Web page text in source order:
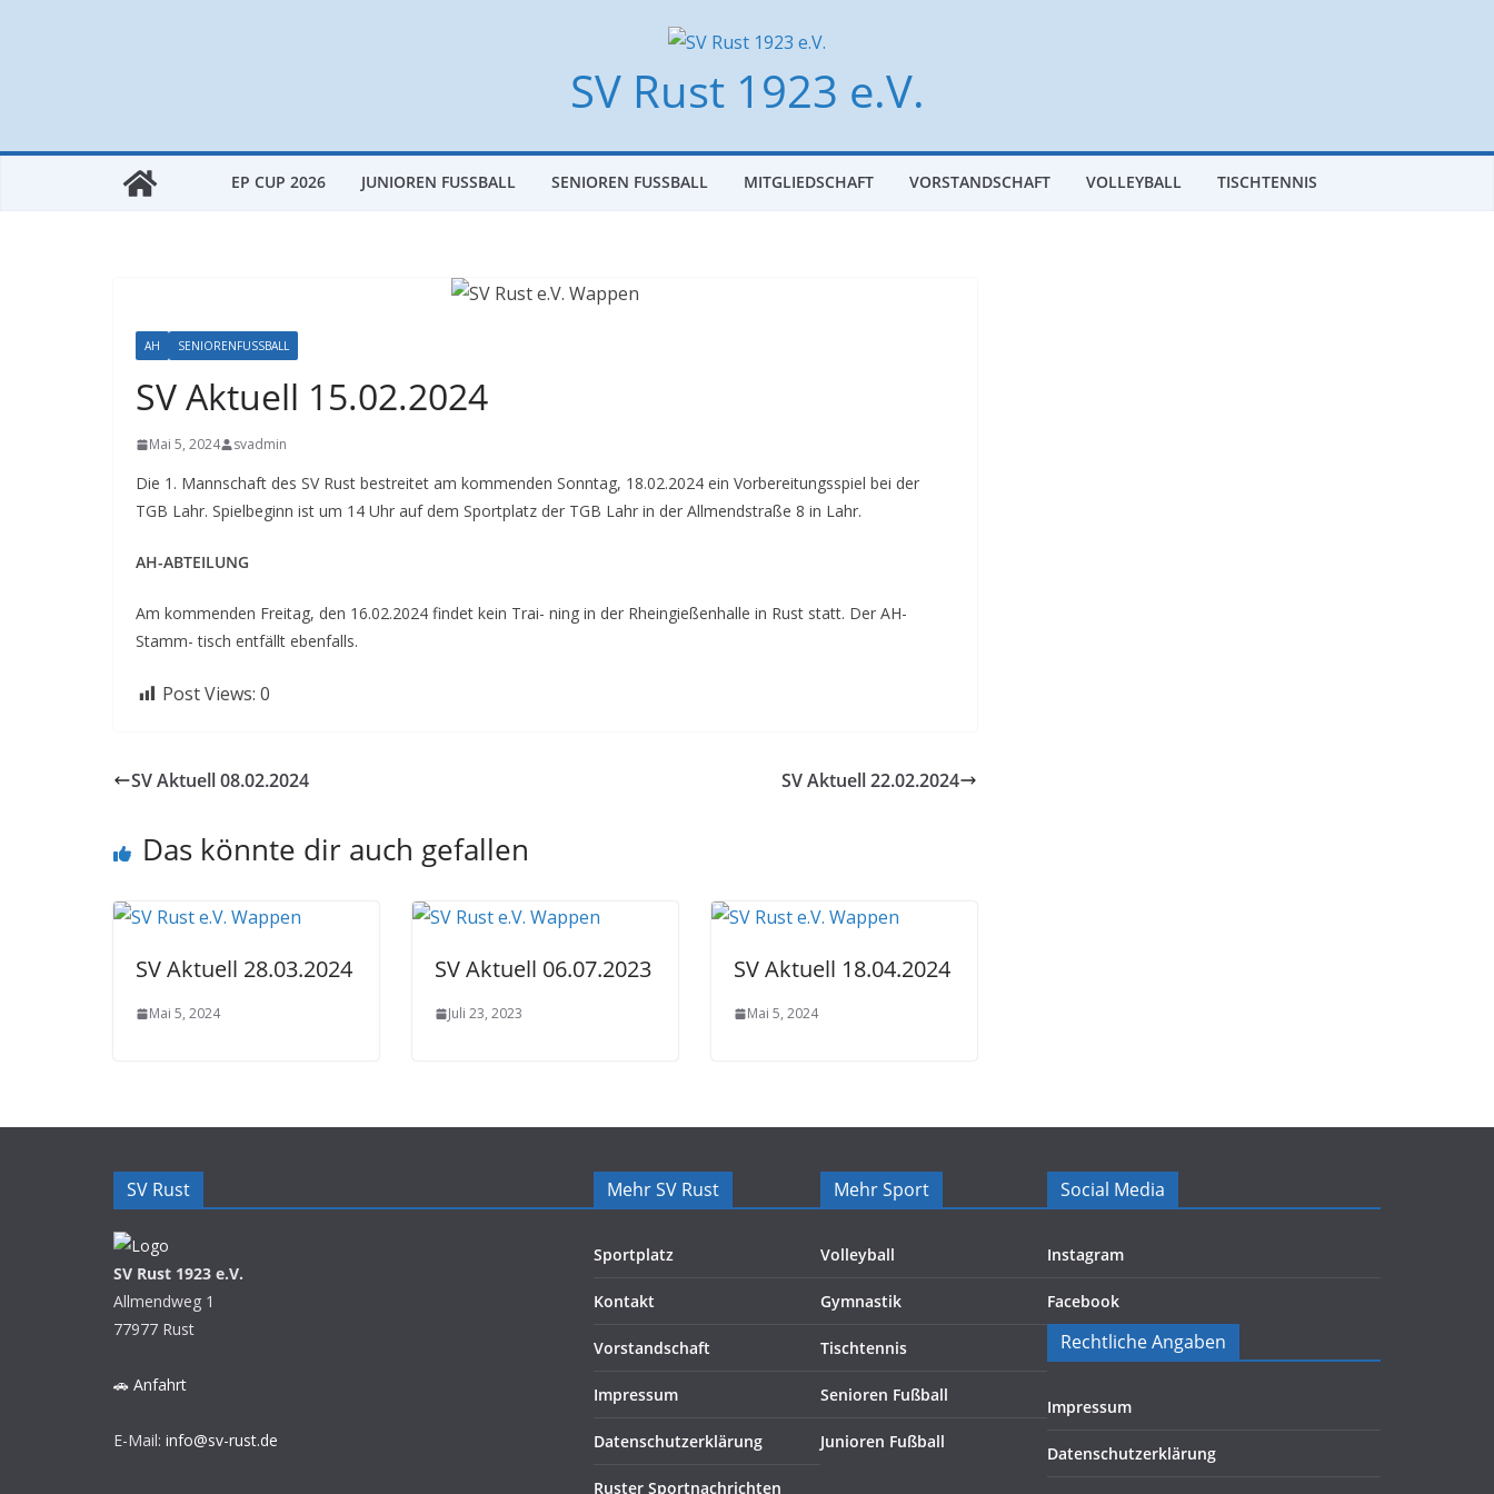
SV Rust 1923 e.V.
EP CUP 2026 JUNIOREN FUSSBALL SENIOREN FUSSBALL MITGLIEDSCHAFT VORSTANDSCHAFT VOLLEYBALL TISCHTENNIS
AH SENIORENFUSSBALL
SV Aktuell 15.02.2024
Mai 5, 2024 svadmin
Die 1. Mannschaft des SV Rust bestreitet am kommenden Sonntag, 18.02.2024 ein Vorbereitungsspiel bei der
TGB Lahr. Spielbeginn ist um 14 Uhr auf dem Sportplatz der TGB Lahr in der Allmendstraße 8 in Lahr.
AH-ABTEILUNG
Am kommenden Freitag, den 16.02.2024 findet kein Trai- ning in der Rheingießenhalle in Rust statt. Der AH-
Stamm- tisch entfällt ebenfalls.
Post Views: 0
SV Aktuell 08.02.2024 SV Aktuell 22.02.2024
Das könnte dir auch gefallen
SV Aktuell 28.03.2024
Mai 5, 2024
SV Aktuell 06.07.2023
Juli 23, 2023
SV Aktuell 18.04.2024
Mai 5, 2024
SV Rust
SV Rust 1923 e.V.
Allmendweg 1
77977 Rust
🚗 Anfahrt
E-Mail: info@sv-rust.de
Mehr SV Rust
Sportplatz
Kontakt
Vorstandschaft
Impressum
Datenschutzerklärung
Ruster Sportnachrichten
Mehr Sport
Volleyball
Gymnastik
Tischtennis
Senioren Fußball
Junioren Fußball
Social Media
Instagram
Facebook
Rechtliche Angaben
Impressum
Datenschutzerklärung